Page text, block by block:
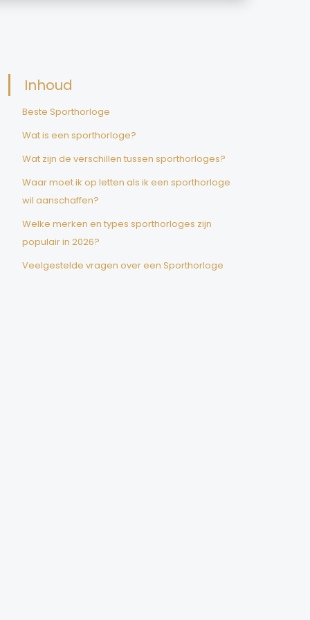
Inhoud
Beste Sporthorloge
Wat is een sporthorloge?
Wat zijn de verschillen tussen sporthorloges?
Waar moet ik op letten als ik een sporthorloge
wil aanschaffen?
Welke merken en types sporthorloges zijn
populair in 2026?
Veelgestelde vragen over een Sporthorloge